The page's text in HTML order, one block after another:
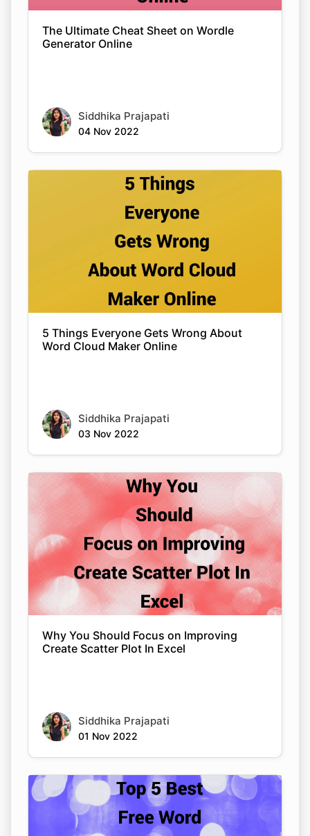
The Ultimate Cheat Sheet on Wordle
Generator Online
Siddhika Prajapati
04 Nov 2022
5 Things Everyone Gets Wrong About
Word Cloud Maker Online
Siddhika Prajapati
03 Nov 2022
Why You Should Focus on Improving
Create Scatter Plot In Excel
Siddhika Prajapati
01 Nov 2022